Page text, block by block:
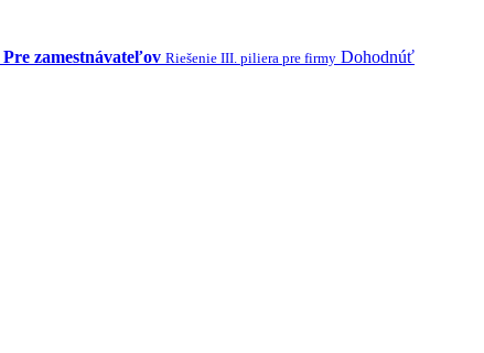
Pre zamestnávateľov Riešenie III. piliera pre firmy Dohodnúť